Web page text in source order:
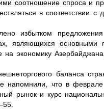
соотношение спроса и
в соответствии
избытком
являющихся
экономику
баланса
напомнили, что в
рынок и курс